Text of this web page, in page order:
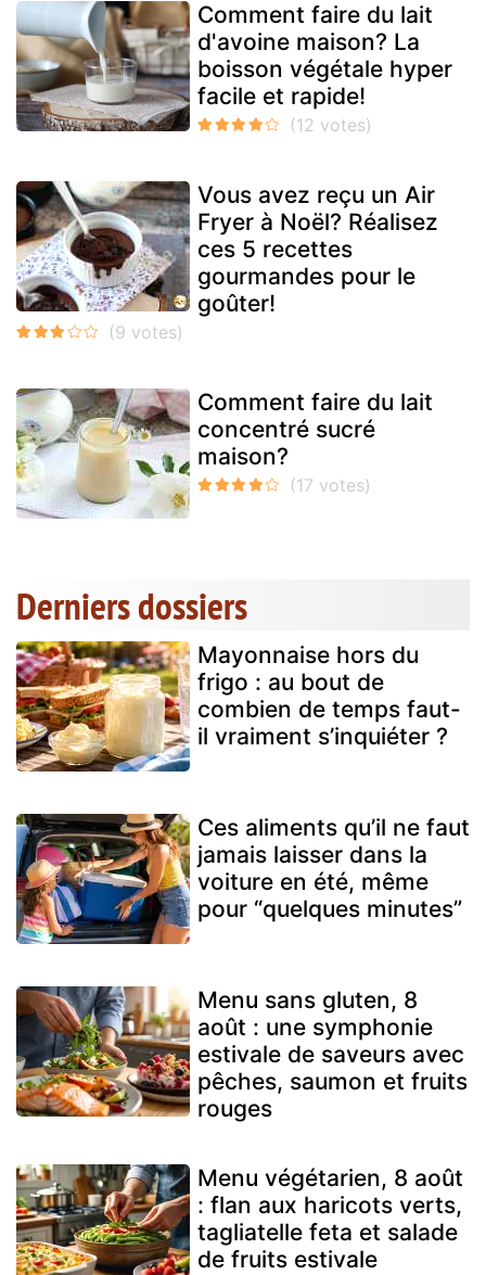
Comment faire du lait
d'avoine maison? La
boisson végétale hyper
facile et rapide!
Vous avez reçu un Air
Fryer à Noël? Réalisez
ces 5 recettes
gourmandes pour le
goûter!
Comment faire du lait
concentré sucré
maison?
Derniers dossiers
Mayonnaise hors du
frigo : au bout de
combien de temps faut-
il vraiment s’inquiéter ?
Ces aliments qu’il ne faut
jamais laisser dans la
voiture en été, même
pour “quelques minutes”
Menu sans gluten, 8
août : une symphonie
estivale de saveurs avec
pêches, saumon et fruits
rouges
Menu végétarien, 8 août
: flan aux haricots verts,
tagliatelle feta et salade
de fruits estivale